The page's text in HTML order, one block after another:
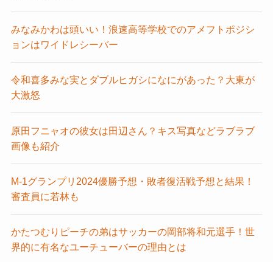
みなみかわは頭いい！浪速高等学校でのアメフトポジシ
ョンはワイドレシーバー
令和喜多みな実とダブルヒガシになにがあった？大東が
大激怒
原田フニャオの彼女は田辺さん？キス写真などラブラブ
画像も紹介
M-1グランプリ2024優勝予想・敗者復活戦予想と結果！
審査員に若林も
かたつむりピーチの弟はサッカーの岡部将和元選手！世
界的に有名なユーチューバーの理由とは